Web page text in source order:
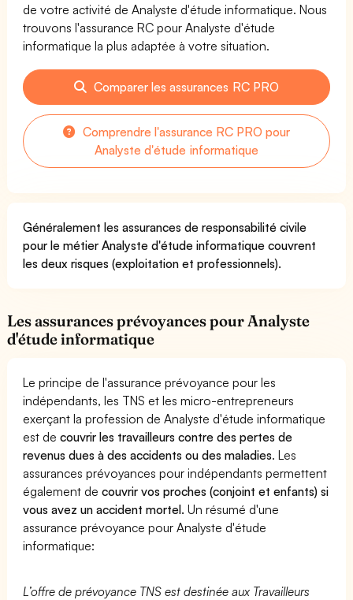
de votre activité de Analyste d'étude informatique. Nous
trouvons l'assurance RC pour Analyste d'étude
informatique la plus adaptée à votre situation.
Comparer les assurances RC PRO
Comprendre l'assurance RC PRO pour
Analyste d'étude informatique
Généralement les assurances de responsabilité civile
pour le métier Analyste d'étude informatique couvrent
les deux risques (exploitation et professionnels).
Les assurances prévoyances pour Analyste
d'étude informatique
Le principe de l'assurance prévoyance pour les
indépendants, les TNS et les micro-entrepreneurs
exerçant la profession de Analyste d'étude informatique
est decouvrir les travailleurs contre des pertes de
revenus dues à des accidents ou des maladies. Les
assurances prévoyances pour indépendants permettent
également decouvrir vos proches (conjoint et enfants) si
vous avez un accident mortel. Un résumé d'une
assurance prévoyance pour Analyste d'étude
informatique:
L’offre de prévoyance TNS est destinée aux Travailleurs